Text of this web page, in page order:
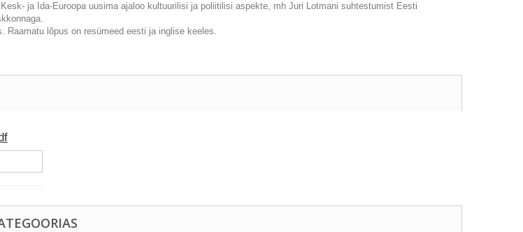
ja Ida-Euroopa uusima ajaloo kultuurilisi ja poliitilisi aspekte, mh Juri Lotmani suhtestumist Eesti
Raamatu lõpus on resümeed eesti ja inglise keeles.